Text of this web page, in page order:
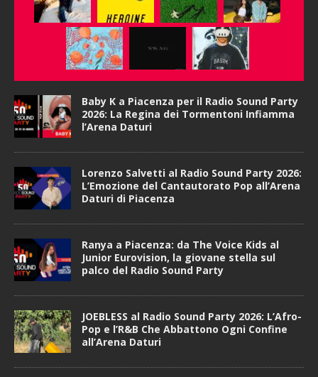
Baby K a Piacenza per il Radio Sound Party
2026: La Regina dei Tormentoni Infiamma
l’Arena Daturi
Lorenzo Salvetti al Radio Sound Party 2026:
L’Emozione del Cantautorato Pop all’Arena
Daturi di Piacenza
Ranya a Piacenza: da The Voice Kids al
Junior Eurovision, la giovane stella sul
palco del Radio Sound Party
JOEBLESS al Radio Sound Party 2026: L’Afro-
Pop e l’R&B Che Abbattono Ogni Confine
all’Arena Daturi